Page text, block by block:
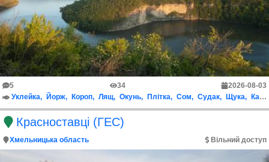
5 34
2026-08-03
Уклейка
Йорж Короп Лящ Окунь Плітка Сом Судак Щука Карась срібний
Красноставці (ГЕС)
Хмельницька область Вільний доступ